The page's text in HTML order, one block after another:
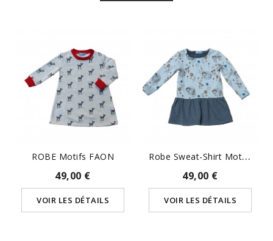
ROBE Motifs FAON
49,00 €
VOIR LES DÉTAILS
R
Obe Sweat-Shirt Motifs...
49,00 €
VOIR LES DÉTAILS